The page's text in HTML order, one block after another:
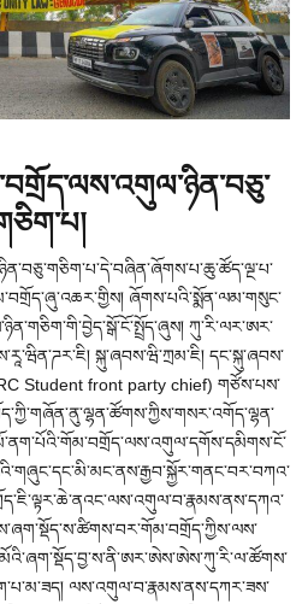
ཞོགས་པའི་སྨོན་ལམ་གསུང་
ཀུ་རི་ལར་ཨར་
སྐུ་ཞབས་ཝི་ཀྲམ་ཇི། དང་སྐུ་ཞབས་
Student front party chief) གཙོས་པས་
ལས་འགུལ་བ་རྣམས་ནས་དཀར་ཟས་